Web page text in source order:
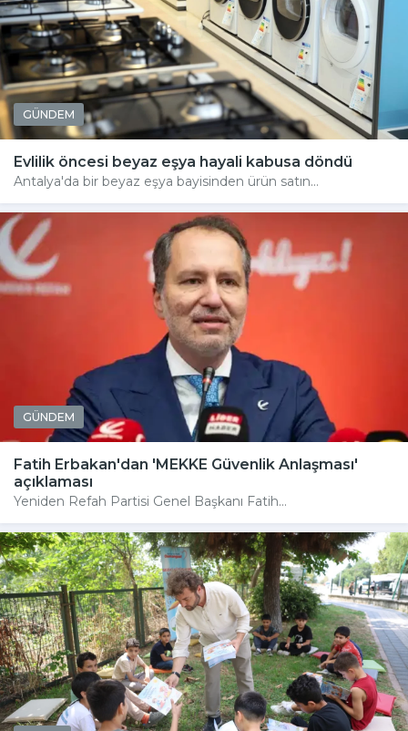
GÜNDEM
Evlilik öncesi beyaz eşya hayali kabusa döndü
Antalya'da bir beyaz eşya bayisinden ürün satın...
GÜNDEM
Fatih Erbakan'dan 'MEKKE Güvenlik Anlaşması'
açıklaması
Yeniden Refah Partisi Genel Başkanı Fatih...